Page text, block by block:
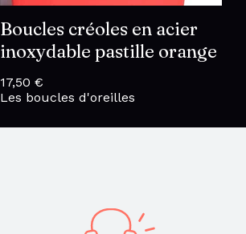
Boucles créoles en acier
inoxydable pastille orange
17,50 €
Les boucles d'oreilles